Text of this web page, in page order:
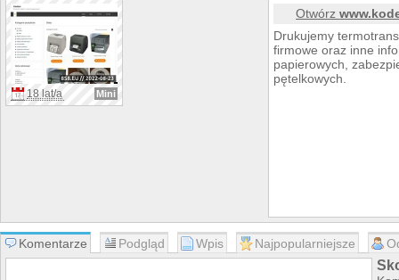
18 lat/a Mini
Otwórz
Drukujemy
firmowe oraz inne
papierowych,
pętelkowych.
Komentarze Podgląd Wpis Najpopularniejsze